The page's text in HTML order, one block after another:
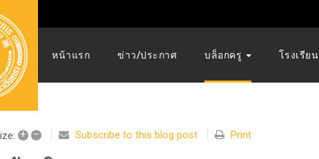
หน้าแรก ข่าว/ประกาศ บล็อกครู โรงเรียน
+ – Subscribe to this blog post Print